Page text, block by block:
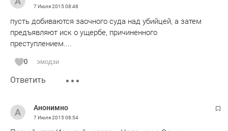
7 Июля 201508:48
пусть добиваются заочного суда над убийцей, а затем
предъявляют иск о ущербе, причиненного
преступлением....
0 эмодзи
Ответить
Анонимно
7 Июля 201508:54